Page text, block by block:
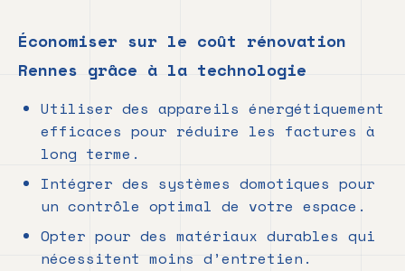
Économiser sur le coût rénovation
Rennes grâce à la technologie
Utiliser des appareils énergétiquement
efficaces pour réduire les factures à
long terme.
Intégrer des systèmes domotiques pour
un contrôle optimal de votre espace.
Opter pour des matériaux durables qui
nécessitent moins d’entretien.